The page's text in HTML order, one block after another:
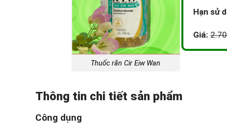
Thuốc rắn Cir Eiw Wan
Hạn sử
Giá:
Thông tin chi tiết sản phẩm
Công dụng